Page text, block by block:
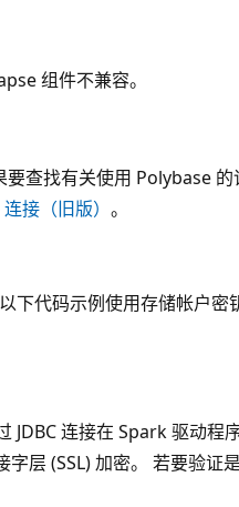
组件不兼容。
查找有关使用 Polybase 的
接（旧版） 。
下代码示例使用存储帐户密
JDBC 连接在 Spark 驱动程
层 (SSL) 加密。 若要验证